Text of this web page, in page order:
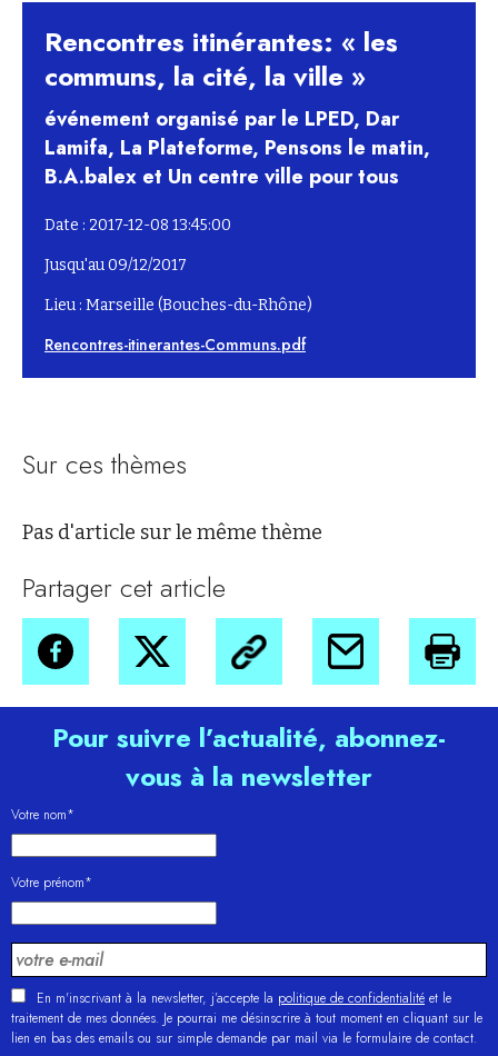
Rencontres itinérantes: « les
communs, la cité, la ville »
événement organisé par le LPED, Dar
Lamifa, La Plateforme, Pensons le matin,
B.A.balex et Un centre ville pour tous
Date : 2017-12-08 13:45:00
Jusqu'au 09/12/2017
Lieu : Marseille (Bouches-du-Rhône)
Rencontres-itinerantes-Communs.pdf
Sur ces thèmes
Pas d'article sur le même thème
Partager cet article
Pour suivre l’actualité, abonnez-
vous à la newsletter
Votre nom*
Votre prénom*
En m'inscrivant à la newsletter, j’accepte la politique de confidentialité et le
traitement de mes données. Je pourrai me désinscrire à tout moment en cliquant sur le
lien en bas des emails ou sur simple demande par mail via le formulaire de contact.